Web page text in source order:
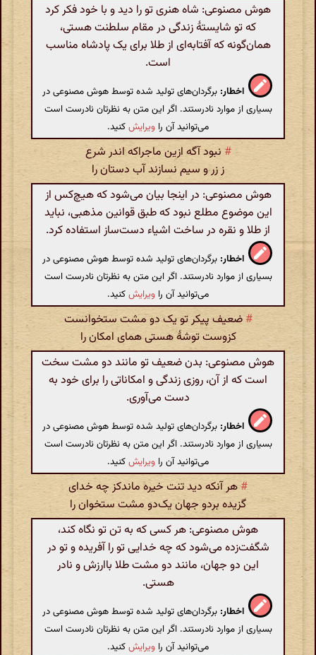
هوش مصنوعی: شاه هنری تو را دید و با خود فکر کرد
که تو شایستهٔ زندگی در مقام سلطنت هستی،
همان‌گونه که آفتابه‌ای از طلا برای یک پادشاه مناسب
است.
اخطار: برگردان‌های تولید شده توسط هوش مصنوعی در
بسیاری از موارد نادرستند. اگر این متن به نظرتان نادرست است
می‌توانید آن را ویرایشکنید.
# نبود آگه ازین ماجراکه اندر شرع
ز زر و سیم نسازند آب دستان را
هوش مصنوعی: در اینجا بیان می‌شود که هیچ‌کس از
این موضوع مطلع نبود که طبق قوانین مذهبی، نباید
از طلا و نقره در ساخت اشیاء دست‌ساز استفاده کرد.
اخطار: برگردان‌های تولید شده توسط هوش مصنوعی در
بسیاری از موارد نادرستند. اگر این متن به نظرتان نادرست است
می‌توانید آن را ویرایشکنید.
# ضعیف پیکر تو یک دو مشت ستخوانست
کزوست توشهٔ هستی همای امکان را
هوش مصنوعی: بدن ضعیف تو مانند دو مشت سخت
است که از آن، روزی زندگی و امکاناتی را برای خود به
دست می‌آوری.
اخطار: برگردان‌های تولید شده توسط هوش مصنوعی در
بسیاری از موارد نادرستند. اگر این متن به نظرتان نادرست است
می‌توانید آن را ویرایشکنید.
#هر آنکه دید تنت خیره ماندکز چه خدای
گزیده بردو جهان یک‌دو مشت ستخوان را
هوش مصنوعی: هر کسی که به تن تو نگاه کند،
شگفت‌زده می‌شود که چه خدایی تو را آفریده و تو در
این دو جهان، مانند دو مشت طلا باارزش و نادر
هستی.
اخطار: برگردان‌های تولید شده توسط هوش مصنوعی در
بسیاری از موارد نادرستند. اگر این متن به نظرتان نادرست است
می‌توانید آن را ویرایشکنید.